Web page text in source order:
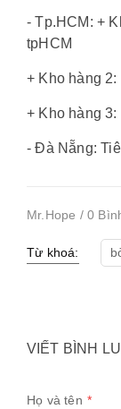
- Tp.HCM: +
tpHCM
+ Kho hàng 2:
+ Kho hàng
- Đà Nẵng:
Mr.Hope / 0
Từ khoá:
VIẾT BÌNH
Họ và tên *